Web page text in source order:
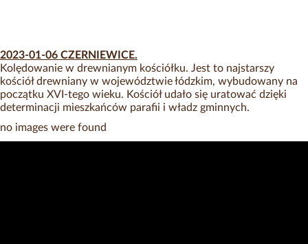
2023-01-06 CZERNIEWICE.
Kolędowanie w drewnianym kościółku. Jest to najstarszy
kościół drewniany w województwie łódzkim, wybudowany na
początku XVI-tego wieku. Kościół udało się uratować dzięki
determinacji mieszkańców parafii i władz gminnych.
no images were found